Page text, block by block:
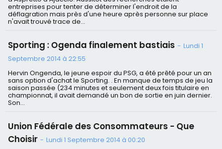
entreprises pour tenter de déterminer l'endroit de la
déflagration mais près d'une heure après personne sur place
n'avait trouvé trace de...
Sporting : Ogenda finalement bastiais - Lundi 1
Septembre 2014 à 22:55
Hervin Ongenda, le jeune espoir du PSG, a été prêté pour un an
sans option d'achat le Sporting. . En manque de temps de jeu la
saison passée (234 minutes et seulement deux fois titulaire en
championnat, il avait demandé un bon de sortie en juin dernier.
Son...
Union Fédérale des Consommateurs - Que
Choisir - Lundi 1 Septembre 2014 à 00:20